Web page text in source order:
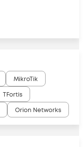
MikroTik
TFortis
Orion Networks